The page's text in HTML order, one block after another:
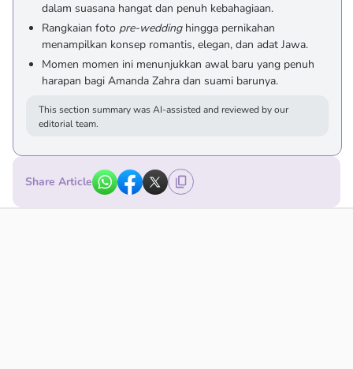
dalam suasana hangat dan penuh kebahagiaan.
Rangkaian foto pre-weddinghingga pernikahan
menampilkan konsep romantis, elegan, dan adat Jawa.
Momen momen ini menunjukkan awal baru yang penuh
harapan bagi Amanda Zahra dan suami barunya.
This section summary was AI-assisted and reviewed by our
editorial team.
Share Article